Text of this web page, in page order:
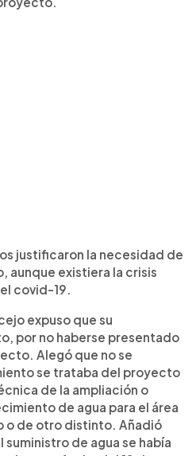
justificaron la necesidad de
aunque existiera la crisis
covid-19.
expuso que su
por no haberse presentado
Alegó que no se
se trataba del proyecto
de la ampliación o
de agua para el área
o de otro distinto. Añadió
suministro de agua se había